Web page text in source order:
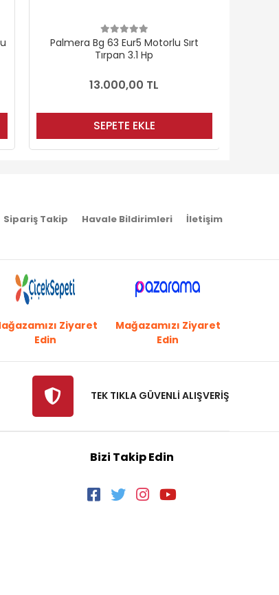
Kawasaki Tj53 E Tasuka EURO5
Motorlu Sırt Tırpan
25.650,00 TL
SEPETE EKLE
Sipariş Takip Havale Bildirimleri İletişim
Ziyaret
Edin
Mağazamızı Ziyaret
Edin
TEK TIKLA GÜVENLİ ALIŞVERİŞ
Bizi Takip Edin